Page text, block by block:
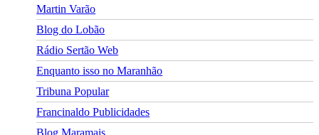
Martin Varão
Blog do Lobão
Rádio Sertão Web
Enquanto isso no Maranhão
Tribuna Popular
Francinaldo Publicidades